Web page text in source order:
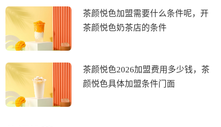
茶颜悦色加盟需要什么条件呢，开
茶颜悦色奶茶店的条件
茶颜悦色2026加盟费用多少钱，茶
颜悦色具体加盟条件门面